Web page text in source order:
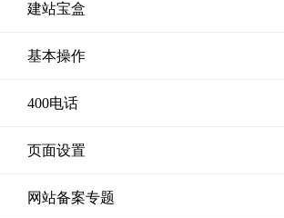
建站宝盒
基本操作
400电话
页面设置
网站备案专题